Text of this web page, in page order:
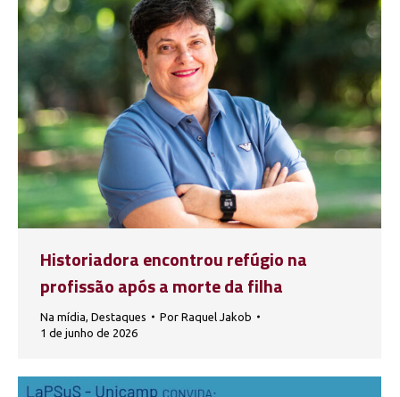
Historiadora encontrou refúgio na
profissão após a morte da filha
Na mídia, Destaques Por Raquel Jakob
1 de junho de 2026